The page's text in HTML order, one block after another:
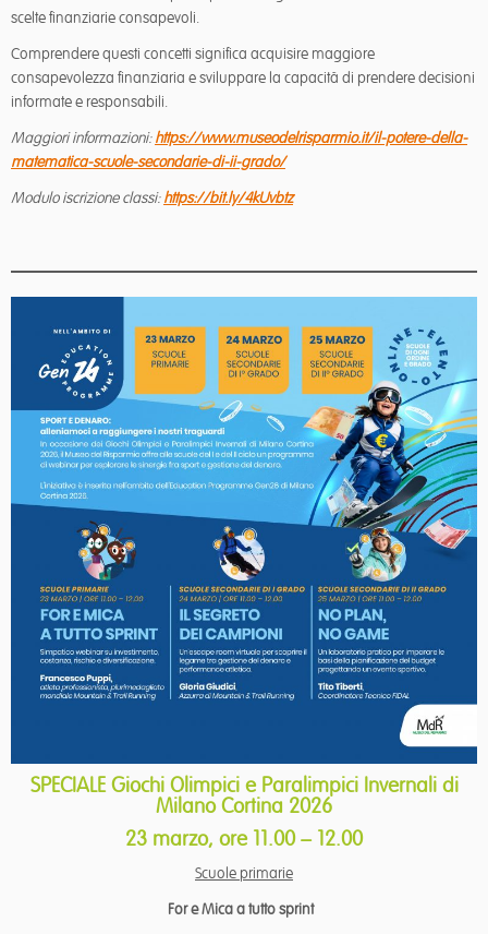
scelte finanziarie consapevoli.
Comprendere questi concetti significa acquisire maggiore
consapevolezza finanziaria e sviluppare la capacità di prendere decisioni
informate e responsabili.
Maggiori informazioni:https://www.museodelrisparmio.it/il-potere-della-
matematica-scuole-secondarie-di-ii-grado/
Modulo iscrizione classi:https://bit.ly/4kUvbtz
SPECIALE Giochi Olimpici e Paralimpici Invernali di
Milano Cortina 2026
23 marzo, ore 11.00 – 12.00
Scuole primarie
For e Mica a tutto sprint